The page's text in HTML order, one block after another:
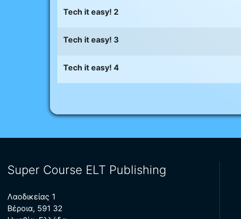
Tech it easy! 2
Tech it easy! 3
Tech it easy! 4
Super Course ELT Publishing
Λαοδικείας 1
Βέροια, 591 32